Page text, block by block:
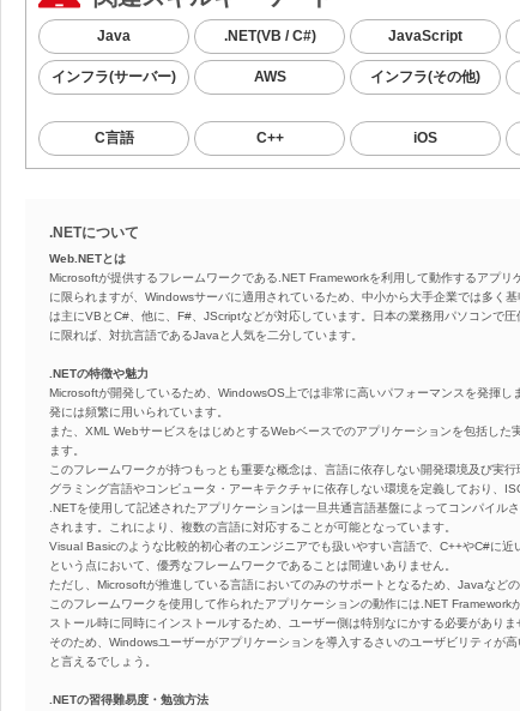
Java .NET(VB / C#) JavaScript
インフラ(サーバー) AWS インフラ(その他)
C言語 C++ iOS
.NETについて
Web.NETとは
Microsoftが提供するフレームワークである.NET Frameworkを利用して動作するアプ
に限られますが、Windowsサーバに適用されているため、中小から大手企業では多く
は主にVBとC#、他に、F#、JScriptなどが対応しています。日本の業務用パソコンで
に限れば、対抗言語であるJavaと人気を二分しています。
.NETの特徴や魅力
Microsoftが開発しているため、WindowsOS上では非常に高いパフォーマンスを発揮
発には頻繁に用いられています。
また、XML WebサービスをはじめとするWebベースでのアプリケーションを包括し
ます。
このフレームワークが持つもっとも重要な概念は、言語に依存しない開発環境及び実
グラミング言語やコンピュータ・アーキテクチャに依存しない環境を定義しており、
.NETを使用して記述されたアプリケーションは一旦共通言語基盤によってコンパイル
されます。これにより、複数の言語に対応することが可能となっています。
Visual Basicのような比較的初心者のエンジニアでも扱いやすい言語で、C++やC#に
という点において、優秀なフレームワークであることは間違いありません。
ただし、Microsoftが推進している言語においてのみのサポートとなるため、Javaなど
このフレームワークを使用して作られたアプリケーションの動作には.NET
ストール時に同時にインストールするため、ユーザー側は特別なにかする必要がありま
そのため、Windowsユーザーがアプリケーションを導入するさいのユーザビリティが
と言えるでしょう。
.NETの習得難易度・勉強方法